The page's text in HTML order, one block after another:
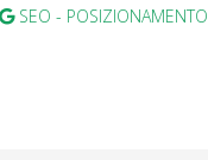
SEO - POSIZIONAMENTO